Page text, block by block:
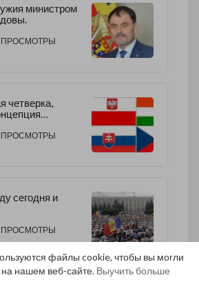
файлы cookie, чтобы вы могли
нашем веб-сайте. Выучить больше
министром
ПРОСМОТРЫ
четверка,
ПРОСМОТРЫ
сегодня и
ПРОСМОТРЫ